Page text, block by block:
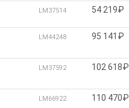
LM37514 54 219₽
LM44248 95 141₽
LM37592 102 618₽
LM66922 110 470₽